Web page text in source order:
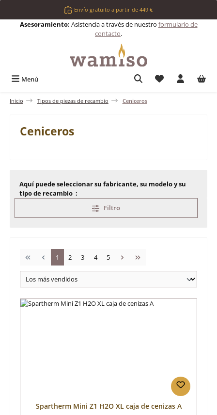
Saltar al contenido principalEnvío gratuito a partir de 449 €
Asesoramiento: Asistencia a través de nuestro formulario de
contacto.
Menú Tienes 0
Inicio Tipos de piezas de recambio Ceniceros
Ceniceros
Aquí puede seleccionar su fabricante, su modelo y su
tipo de recambio :
Filtro
Página
1 Página
2 Página
3 Página
4 Página
5
Spartherm Mini Z1 H2O XL caja de cenizas A